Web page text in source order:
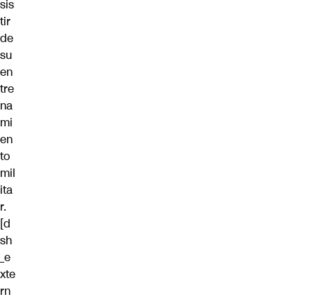
sis
tir
de
su
en
tre
na
mi
en
to
mil
ita
r.
[d
sh
_e
xte
rn